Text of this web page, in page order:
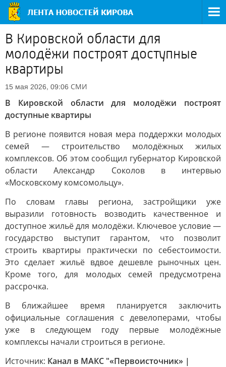
В Кировской области для
молодёжи построят доступные
квартиры
15 мая 2026, 09:06 СМИ
В Кировской области для молодёжи построят
доступные квартиры
В регионе появится новая мера поддержки молодых
семей — строительство молодёжных жилых
комплексов. Об этом сообщил губернатор Кировской
области Александр Соколов в интервью
«Московскому комсомольцу».
По словам главы региона, застройщики уже
выразили готовность возводить качественное и
доступное жильё для молодёжи. Ключевое условие —
государство выступит гарантом, что позволит
строить квартиры практически по себестоимости.
Это сделает жильё вдвое дешевле рыночных цен.
Кроме того, для молодых семей предусмотрена
рассрочка.
В ближайшее время планируется заключить
официальные соглашения с девелоперами, чтобы
уже в следующем году первые молодёжные
комплексы начали строиться в регионе.
Источник: Канал в МАКС "«Первоисточник» |